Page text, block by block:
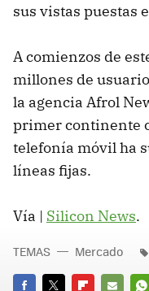
sus vistas puestas
A comienzos de
millones de
la agencia Afrol
primer continente
telefonía móvil ha
líneas fijas.
Vía | Silicon News.
TEMAS Mercado